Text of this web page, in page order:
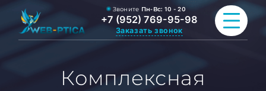
Звоните Пн-Вс: 10 - 20
+7 (952) 769-95-98
Заказать звонок
ПРОДВИЖЕНИЕ САЙТА
Комплексная